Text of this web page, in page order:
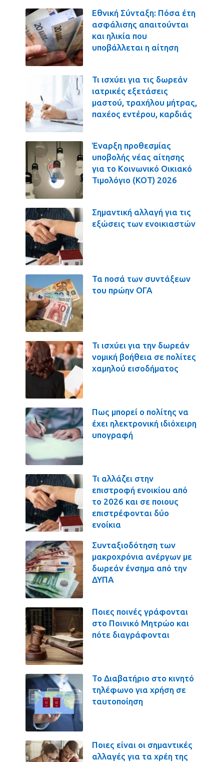
Εθνική Σύνταξη: Πόσα έτη
ασφάλισης απαιτούνται
και ηλικία που
υποβάλλεται η αίτηση
Τι ισχύει για τις δωρεάν
ιατρικές εξετάσεις
μαστού, τραχήλου μήτρας,
παχέος εντέρου, καρδιάς
Έναρξη προθεσμίας
υποβολής νέας αίτησης
για το Κοινωνικό Οικιακό
Τιμολόγιο (ΚΟΤ) 2026
Σημαντική αλλαγή για τις
εξώσεις των ενοικιαστών
Τα ποσά των συντάξεων
του πρώην ΟΓΑ
Τι ισχύει για την δωρεάν
νομική βοήθεια σε πολίτες
χαμηλού εισοδήματος
Πως μπορεί ο πολίτης να
έχει ηλεκτρονική ιδιόχειρη
υπογραφή
Τι αλλάζει στην
επιστροφή ενοικίου από
το 2026 και σε ποιους
επιστρέφονται δύο
ενοίκια
Συνταξιοδότηση των
μακροχρόνια ανέργων με
δωρεάν ένσημα από την
ΔΥΠΑ
Ποιες ποινές γράφονται
στο Ποινικό Μητρώο και
πότε διαγράφονται
Το Διαβατήριο στο κινητό
τηλέφωνο για χρήση σε
ταυτοποίηση
Ποιες είναι οι σημαντικές
αλλαγές για τα χρέη της